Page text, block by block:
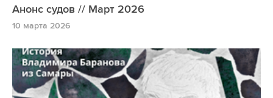
Анонс судов // Март 2026
10 марта 2026